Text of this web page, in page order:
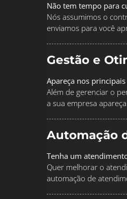
Não tem tempo para
Nós assumimos o
enviamos para você
Gestão e
Apareça nos
Além de gerenciar o
a sua empresa
Automação
Tenha um
Quer melhorar o
automação de